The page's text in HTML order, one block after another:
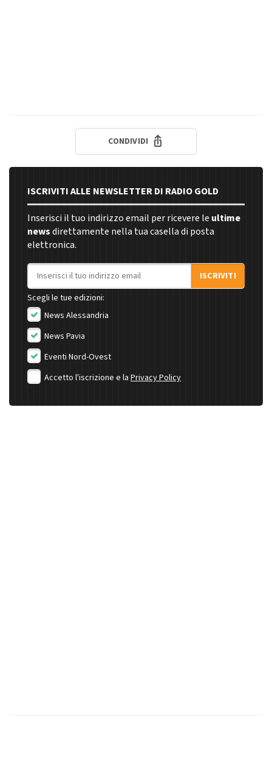
CONDIVIDI
ISCRIVITI ALLE NEWSLETTER DI RADIO GOLD
Inserisci il tuo indirizzo email per ricevere le ultime
newsdirettamente nella tua casella di posta
elettronica.
Indirizzo email
ISCRIVITI
Scegli le tue edizioni:
News Alessandria
News Pavia
Eventi Nord-Ovest
Accetto l'iscrizione e la Privacy Policy